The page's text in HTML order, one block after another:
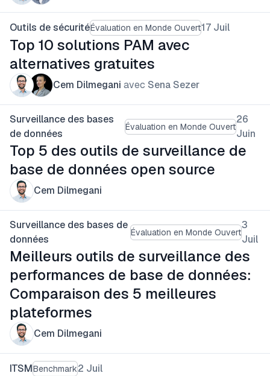
Outils de sécuritéÉvaluation en Monde Ouvert17 Juil
Top 10 solutions PAM avec
alternatives gratuites
Cem Dilmegani avec Sena Sezer
Surveillance des bases
de données
Évaluation en Monde Ouvert
26
Juin
Top 5 des outils de surveillance de
base de données open source
Cem Dilmegani
Surveillance des bases de
données
Évaluation en Monde Ouvert
3
Juil
Meilleurs outils de surveillance des
performances de base de données:
Comparaison des 5 meilleures
plateformes
Cem Dilmegani
ITSMBenchmark2 Juil